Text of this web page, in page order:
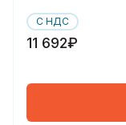
С НДС
11 692₽